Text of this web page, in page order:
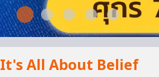
It's All About Belief